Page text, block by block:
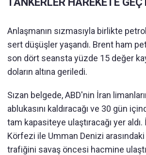
Anlaşmanın sızmasıyla birlikte
sert düşüşler yaşandı. Brent ham
son dört seansta yüzde 15 değer
doların altına geriledi.
Sızan belgede, ABD'nin İran
ablukasını kaldıracağı ve 30 gün
tam kapasiteye ulaştıracağı yer aldı.
Körfezi ile Umman Denizi
trafiğini savaş öncesi hacmine